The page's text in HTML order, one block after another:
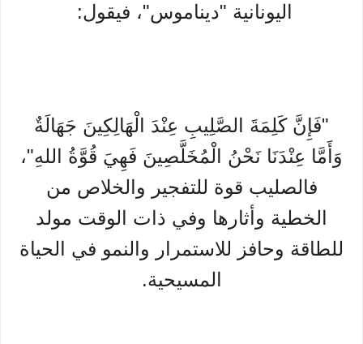
اليونانية "ديناموس"، فيقول:
"فَإِنَّ كَلِمَةَ الصَّلِيبِ عِنْدَ الْهَالِكِينَ جَهَالَةٌ
وَأَمَّا عِنْدَنَا نَحْنُ الْمُخَلَّصِينَ فَهِيَ قُوَّةُ اللهِ"،
فالصليب قوة للتفجير والخلاص من
الخطية وأثارها وفي ذات الوقت مولد
للطاقة وحافز للاستمرار والنمو في الحياة
المسيحية.